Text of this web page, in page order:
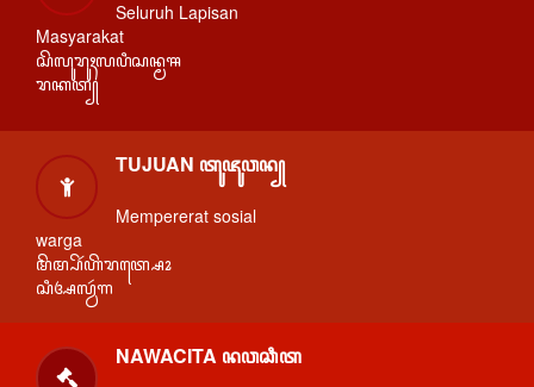
Seluruh Lapisan
Masyarakat
ꦱꦼꦭꦸꦫꦸꦃꦭꦥꦶꦱꦤ꧀ꦩꦯ
ꦫꦏꦠ꧀
TUJUAN ꦠꦸꦗꦸꦮꦤ꧀
Mempererat sosial
warga
ꦩꦼꦩ꧀ꦥꦼꦂꦲꦼꦫꦠ꧀ꦱꦺꦴ
ꦱꦶꦄꦭ꧀ꦮꦂꦒ
NAWACITA ꦤꦮꦕꦶꦠ